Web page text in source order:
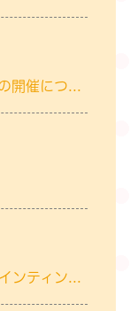
令和4年度入園希望園児向け説明会の開催について
１０月２６日(月)★「フィンガーペインティング！指でえのぐあそび♪」のご案内★